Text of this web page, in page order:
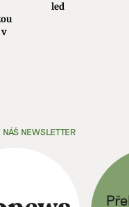
led
NEWSLETTER